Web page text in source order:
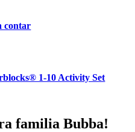
contar
1-10 Activity Set
familia Bubba!